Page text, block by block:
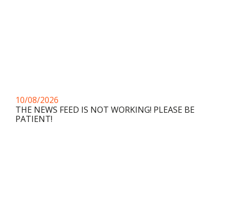
10/08/2026
THE NEWS FEED IS NOT WORKING! PLEASE BE
PATIENT!